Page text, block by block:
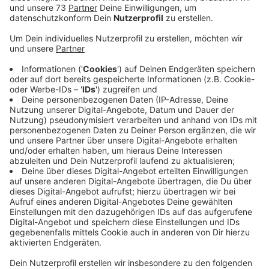
Nicht auffällig viele Handverlertzungen
Anzeige
Vor allem Verletzungen und Unfälle im Zusammenhang
mit Alkohol treten an Silvester häufiger auf als sonst.
Auffällig viele Handverletzungen durch
Feuerwerkskörper gab es in den vergangenen Jahren
aber nicht. Trotzdem sei der Verlauf einer
Silvesternacht nicht vorhersehbar. Deshalb sind die
Notaufnahmen in Ahaus, Bocholt und Borken auch
personell entsprechend vorbereitet, sagt das Klinikum
Westmünsterland. Es appelliert an alle,
verantwortungsvoll zu feiern und vorsichtig mit